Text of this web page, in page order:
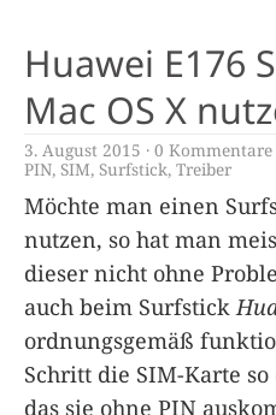
Huawei E176
Mac OS X
3. August 2015 0 Kommentare
PIN, SIM, Surfstick, Treiber
Möchte man einen
nutzen, so hat man
dieser nicht ohne
auch beim Surfstick
ordnungsgemäß
Schritt die SIM-Karte
das sie ohne PIN